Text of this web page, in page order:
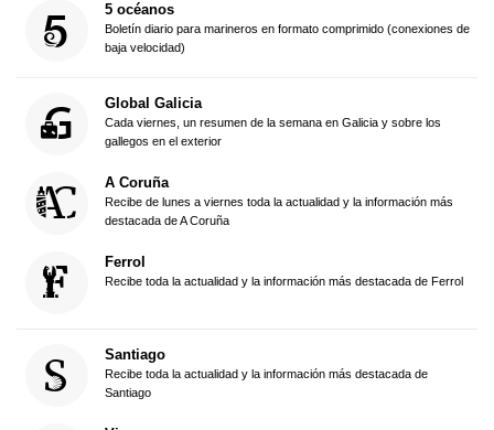
5 océanos
Boletín diario para marineros en formato comprimido (conexiones de
baja velocidad)
Global Galicia
Cada viernes, un resumen de la semana en Galicia y sobre los
gallegos en el exterior
A Coruña
Recibe de lunes a viernes toda la actualidad y la información más
destacada de A Coruña
Ferrol
Recibe toda la actualidad y la información más destacada de Ferrol
Santiago
Recibe toda la actualidad y la información más destacada de
Santiago